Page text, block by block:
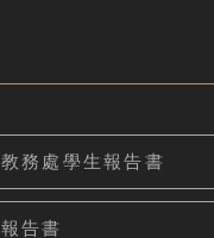
務處學生報告書
告書